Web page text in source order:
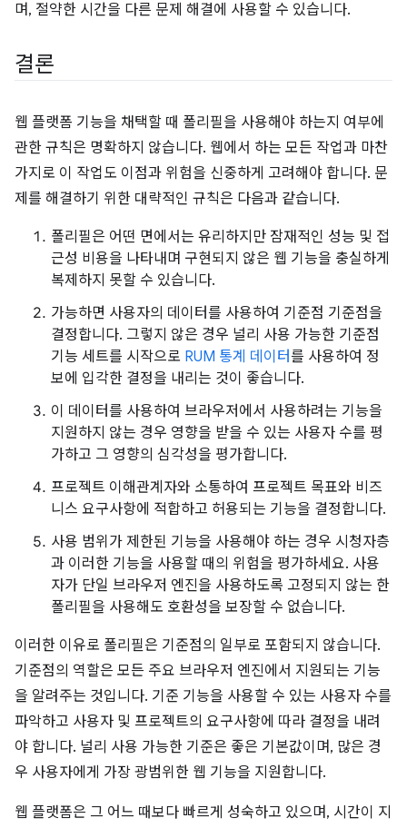
며, 절약한 시간을 다른 문제 해결에 사용할 수 있습니다.
결론
웹 플랫폼 기능을 채택할 때 폴리필을 사용해야 하는지 여부에
관한 규칙은 명확하지 않습니다. 웹에서 하는 모든 작업과 마찬
가지로 이 작업도 이점과 위험을 신중하게 고려해야 합니다. 문
제를 해결하기 위한 대략적인 규칙은 다음과 같습니다.
폴리필은 어떤 면에서는 유리하지만 잠재적인 성능 및 접
근성 비용을 나타내며 구현되지 않은 웹 기능을 충실하게
복제하지 못할 수 있습니다.
가능하면 사용자의 데이터를 사용하여 기준점 기준점을
결정합니다. 그렇지 않은 경우 널리 사용 가능한 기준점
기능 세트를 시작으로 RUM 통계 데이터를 사용하여 정
보에 입각한 결정을 내리는 것이 좋습니다.
이 데이터를 사용하여 브라우저에서 사용하려는 기능을
지원하지 않는 경우 영향을 받을 수 있는 사용자 수를 평
가하고 그 영향의 심각성을 평가합니다.
프로젝트 이해관계자와 소통하여 프로젝트 목표와 비즈
니스 요구사항에 적합하고 허용되는 기능을 결정합니다.
사용 범위가 제한된 기능을 사용해야 하는 경우 시청자층
과 이러한 기능을 사용할 때의 위험을 평가하세요. 사용
자가 단일 브라우저 엔진을 사용하도록 고정되지 않는 한
폴리필을 사용해도 호환성을 보장할 수 없습니다.
이러한 이유로 폴리필은 기준점의 일부로 포함되지 않습니다.
기준점의 역할은 모든 주요 브라우저 엔진에서 지원되는 기능
을 알려주는 것입니다. 기준 기능을 사용할 수 있는 사용자 수를
파악하고 사용자 및 프로젝트의 요구사항에 따라 결정을 내려
야 합니다. 널리 사용 가능한 기준은 좋은 기본값이며, 많은 경
우 사용자에게 가장 광범위한 웹 기능을 지원합니다.
웹 플랫폼은 그 어느 때보다 빠르게 성숙하고 있으며, 시간이 지